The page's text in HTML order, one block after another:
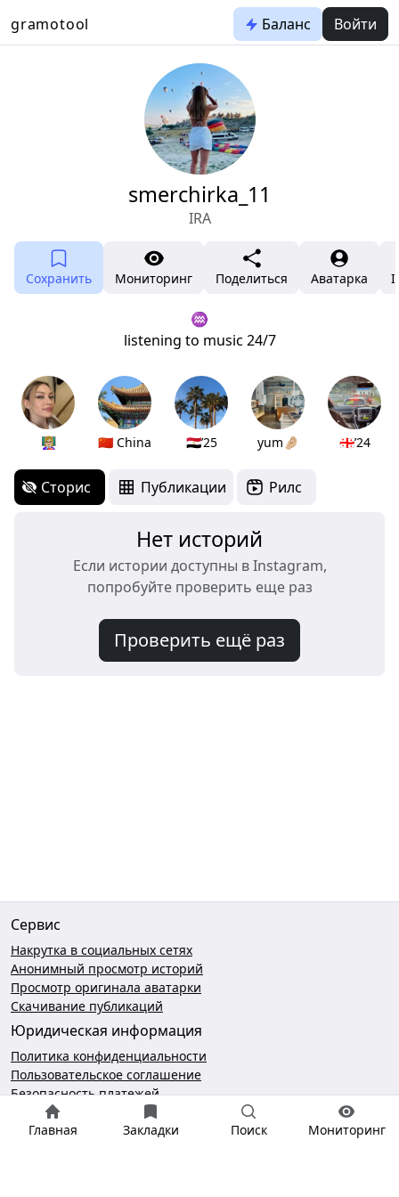
gramotool Баланс Войти
Главная Закладки Поиск Мониторинг
smerchirka_11
IRA
Сохранить Мониторинг Поделиться Аватарка
♒️
listening to music 24/7
👩🏼‍🏫 🇨🇳 China 🇪🇬’25 yum🤌🏼 🇬🇪’24
Сторис Публикации Рилс
Нет историй
Если истории доступны в Instagram,
попробуйте проверить еще раз
Проверить ещё раз
Сервис
Накрутка в социальных сетях
Анонимный просмотр историй
Просмотр оригинала аватарки
Скачивание публикаций
Юридическая информация
Политика конфиденциальности
Пользовательское соглашение
Безопасность платежей
Чат поддержки